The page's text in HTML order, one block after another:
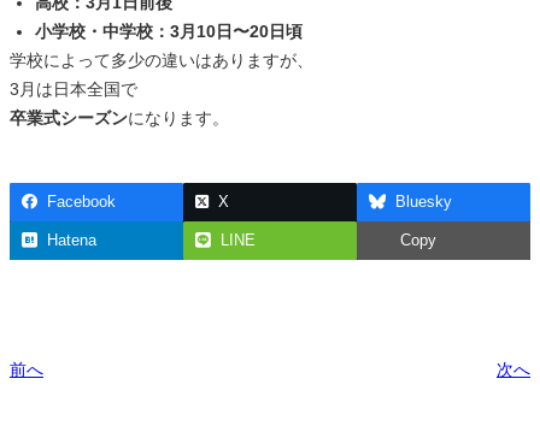
小学校・中学校：3月10日〜20日頃
学校によって多少の違いはありますが、
3月は日本全国で
卒業式シーズンになります。
Facebook X Bluesky
Hatena LINE Copy
前へ 次へ